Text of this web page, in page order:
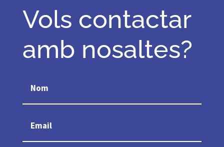
Vols contactar
amb nosaltes?